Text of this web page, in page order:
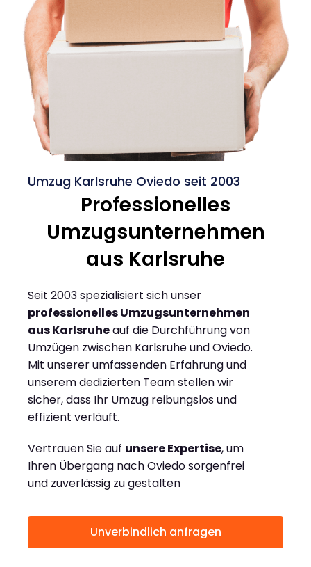
Umzug Karlsruhe Oviedo seit 2003
Professionelles
Umzugsunternehmen
aus Karlsruhe
Seit 2003 spezialisiert sich unser
professionelles Umzugsunternehmen
aus Karlsruheauf die Durchführung von
Umzügen zwischen Karlsruhe und Oviedo.
Mit unserer umfassenden Erfahrung und
unserem dedizierten Team stellen wir
sicher, dass Ihr Umzug reibungslos und
effizient verläuft.
Vertrauen Sie auf unsere Expertise, um
Ihren Übergang nach Oviedo sorgenfrei
und zuverlässig zu gestalten
Unverbindlich anfragen